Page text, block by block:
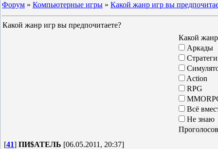
Форум » Компьютерные игры » Какой жанр игр вы
Какой жанр игр вы предпочитаете?
Какой
Аркады
Action
RPG
Всё
Не знаю
[41] ПИ$АТЕЛЬ [06.05.2011, 20:37]